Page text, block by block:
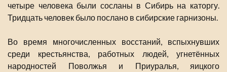
четыре человека были сосланы в Сибирь на каторгу.
Тридцать человек было послано в сибирские гарнизоны.
Во время многочисленных восстаний, вспыхнувших
среди крестьянства, работных людей, угнетённых
народностей Поволжья и Приуралья, яицкого